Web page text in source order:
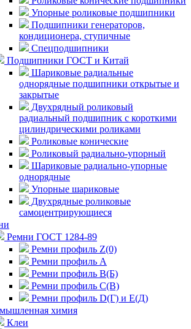
Упорные роликовые подшипники
Подшипники генераторов,
кондиционера, ступичные
Спецподшипники
Подшипники ГОСТ и Китай
Шариковые радиальные
однорядные подшипники открытые и
закрытые
Двухрядный роликовый
радиальный подшипник с короткими
цилиндрическими роликами
Роликовые конические
Роликовый радиально-упорный
Шариковые радиально-упорные
однорядные
Упорные шариковые
Двухрядные роликовые
самоцентрирующиеся
Ремни ГОСТ 1284-89
Ремни профиль Z(0)
Ремни профиль А
Ремни профиль В(Б)
Ремни профиль С(В)
Ремни профиль D(Г) и E(Д)
химия
Клеи